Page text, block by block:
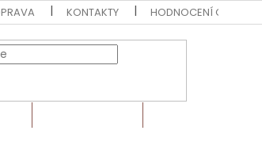
KONTAKTY HODNOCENÍ OBCHODU